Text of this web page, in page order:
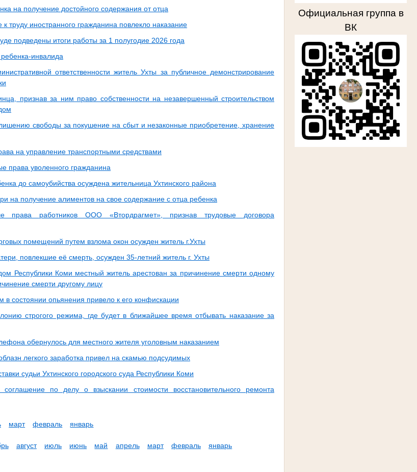
Официальная группа в
ВК
на получение достойного содержания от отца
труду иностранного гражданина повлекло наказание
подведены итоги работы за 1 полугодие 2026 года
инвалида
ответственности житель Ухты за публичное демонстрирование
признав за ним право собственности на незавершенный строительством
свободы за покушение на сбыт и незаконные приобретение, хранение
на управление транспортными средствами
права уволенного гражданина
до самоубийства осуждена жительница Ухтинского района
на получение алиментов на свое содержание с отца ребенка
права работников ООО «Втордрагмет», признав трудовые договора
помещений путем взлома окон осужден житель г.Ухты
повлекшие её смерть, осужден 35-летний житель г. Ухты
Республики Коми местный житель арестован за причинение смерти одному
смерти другому лицу
в состоянии опьянения привело к его конфискации
строгого режима, где будет в ближайшее время отбывать наказание за
обернулось для местного жителя уголовным наказанием
легкого заработка привел на скамью подсудимых
судьи Ухтинского городского суда Республики Коми
по делу о взыскании стоимости восстановительного ремонта
март февраль
январь
август июль июнь май апрель март февраль
январь